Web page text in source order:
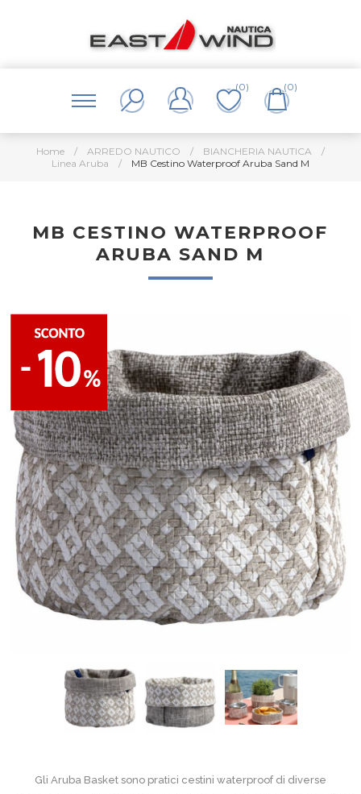
(0) (0)
Home / ARREDO NAUTICO / BIANCHERIA NAUTICA
/
Linea Aruba
/ MB Cestino Waterproof Aruba Sand M
MB CESTINO WATERPROOF
ARUBA SAND M
Gli Aruba Basket sono pratici cestini waterproof di diverse